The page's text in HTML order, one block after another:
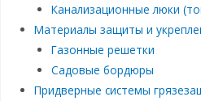
Канализационные люки
Материалы защиты и
Газонные решетки
Садовые бордюры
Придверные системы